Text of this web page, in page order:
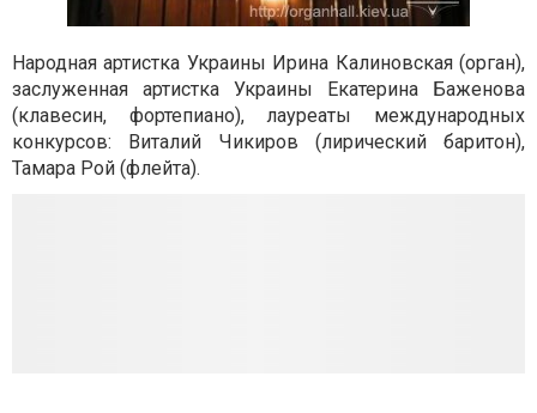
Народная артистка Украины Ирина Калиновская (орган),
заслуженная артистка Украины Екатерина Баженова
(клавесин, фортепиано), лауреаты международных
конкурсов: Виталий Чикиров (лирический баритон),
Тамара Рой (флейта).